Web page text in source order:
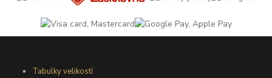
Tabulky velikostí